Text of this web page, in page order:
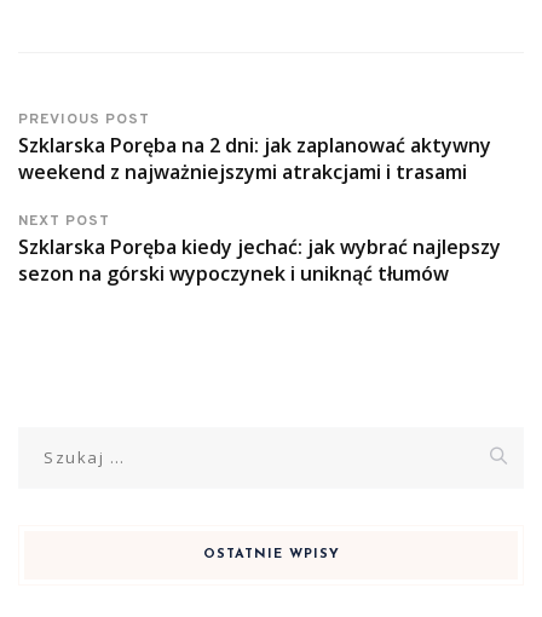
PREVIOUS POST
Szklarska Poręba na 2 dni: jak zaplanować aktywny
weekend z najważniejszymi atrakcjami i trasami
NEXT POST
Szklarska Poręba kiedy jechać: jak wybrać najlepszy
sezon na górski wypoczynek i uniknąć tłumów
OSTATNIE WPISY